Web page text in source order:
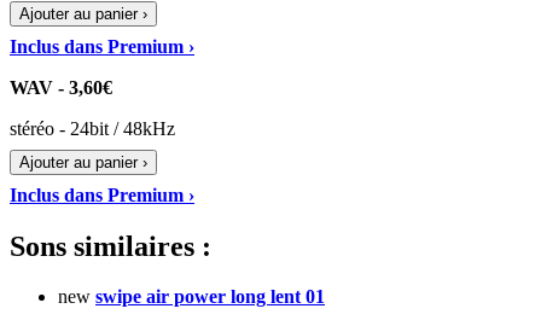
Ajouter au panier ›
Inclus dans Premium ›
WAV - 3,60€
stéréo - 24bit / 48kHz
Ajouter au panier ›
Inclus dans Premium ›
Sons similaires :
new swipe air power long lent 01